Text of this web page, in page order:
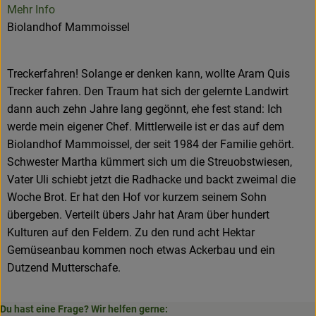
Mehr Info
Biolandhof Mammoissel
Treckerfahren! Solange er denken kann, wollte Aram Quis
Trecker fahren. Den Traum hat sich der gelernte Landwirt
dann auch zehn Jahre lang gegönnt, ehe fest stand: Ich
werde mein eigener Chef. Mittlerweile ist er das auf dem
Biolandhof Mammoissel, der seit 1984 der Familie gehört.
Schwester Martha kümmert sich um die Streuobstwiesen,
Vater Uli schiebt jetzt die Radhacke und backt zweimal die
Woche Brot. Er hat den Hof vor kurzem seinem Sohn
übergeben. Verteilt übers Jahr hat Aram über hundert
Kulturen auf den Feldern. Zu den rund acht Hektar
Gemüseanbau kommen noch etwas Ackerbau und ein
Dutzend Mutterschafe.
Du hast eine Frage? Wir helfen gerne: